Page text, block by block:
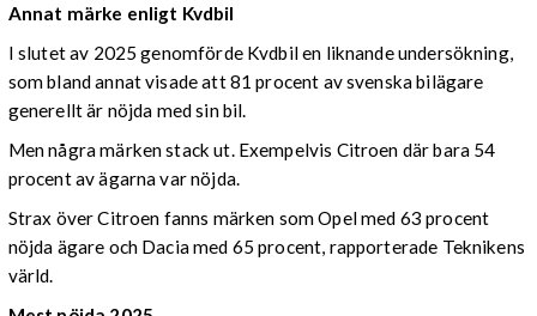
Annat märke enligt Kvdbil
I slutet av 2025 genomförde Kvdbil en liknande undersökning,
som bland annat visade att 81 procent av svenska bilägare
generellt är nöjda med sin bil.
Men några märken stack ut. Exempelvis Citroen där bara 54
procent av ägarna var nöjda.
Strax över Citroen fanns märken som Opel med 63 procent
nöjda ägare och Dacia med 65 procent, rapporterade Teknikens
värld.